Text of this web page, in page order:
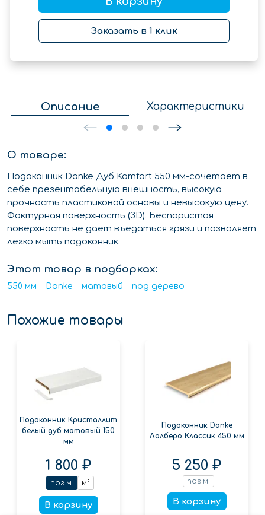
Заказать в 1 клик
Описание Характеристики
О товаре:
Подоконник Danke Дуб Komfort 550 мм-сочетает в
себе презентабельную внешность, высокую
прочность пластиковой основы и невысокую цену.
Фактурная поверхность (3D). Беспористая
поверхность не даёт въедаться грязи и позволяет
легко мыть подоконник.
Этот товар в подборках:
550 мм Danke матовый под дерево
Похожие товары
Подоконник Кристаллит
белый дуб матовый 150
мм
1 800 ₽
пог.м. м²
В корзину
Подоконник Danke
Лалберо Классик 450 мм
5 250 ₽
пог.м.
В корзину